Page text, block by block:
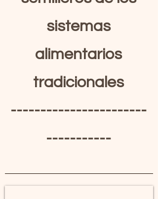
sistemas
alimentarios
tradicionales
-----------------------
-----------